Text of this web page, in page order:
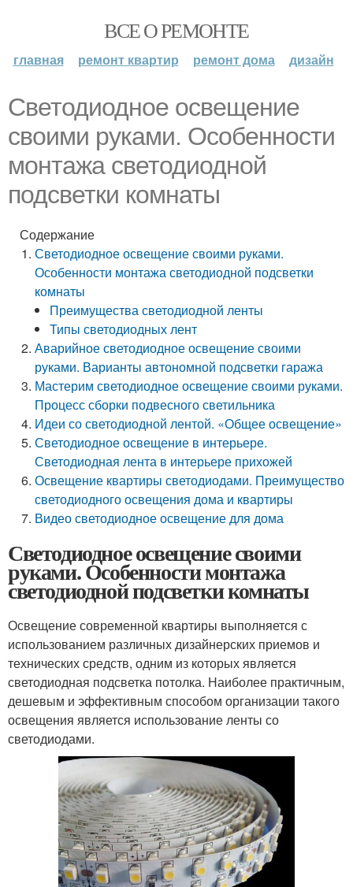
ВСЕ О РЕМОНТЕ
главная ремонт квартир ремонт дома дизайн
Светодиодное освещение
своими руками. Особенности
монтажа светодиодной
подсветки комнаты
Содержание
Светодиодное освещение своими руками.
Особенности монтажа светодиодной подсветки
комнаты
Преимущества светодиодной ленты
Типы светодиодных лент
Аварийное светодиодное освещение своими
руками. Варианты автономной подсветки гаража
Мастерим светодиодное освещение своими руками.
Процесс сборки подвесного светильника
Идеи со светодиодной лентой. «Общее освещение»
Светодиодное освещение в интерьере.
Светодиодная лента в интерьере прихожей
Освещение квартиры светодиодами. Преимущество
светодиодного освещения дома и квартиры
Видео светодиодное освещение для дома
Светодиодное освещение своими
руками. Особенности монтажа
светодиодной подсветки комнаты
Освещение современной квартиры выполняется с
использованием различных дизайнерских приемов и
технических средств, одним из которых является
светодиодная подсветка потолка. Наиболее практичным,
дешевым и эффективным способом организации такого
освещения является использование ленты со
светодиодами.